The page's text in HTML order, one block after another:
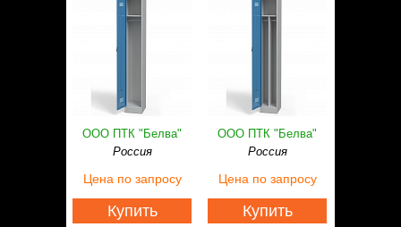
ООО ПТК "Белва"
Россия
Цена по запросу
Купить
ООО ПТК "Белва"
Россия
Цена по запросу
Купить